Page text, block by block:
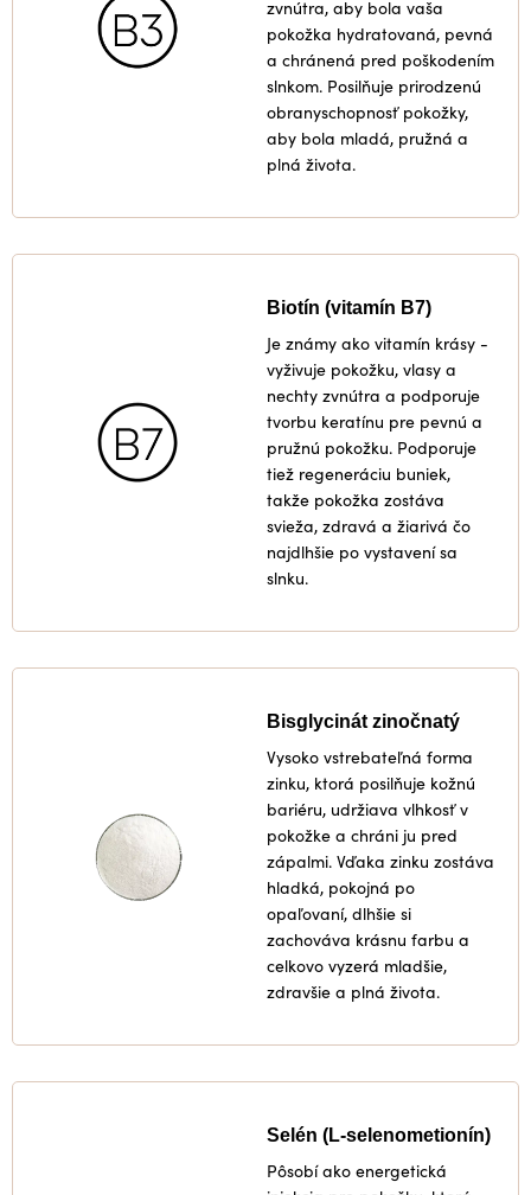
zvnútra, aby bola vaša
pokožka hydratovaná, pevná
a chránená pred poškodením
slnkom. Posilňuje prirodzenú
obranyschopnosť pokožky,
aby bola mladá, pružná a
plná života.
Biotín (vitamín B7)
Je známy ako vitamín krásy -
vyživuje pokožku, vlasy a
nechty zvnútra a podporuje
tvorbu keratínu pre pevnú a
pružnú pokožku. Podporuje
tiež regeneráciu buniek,
takže pokožka zostáva
svieža, zdravá a žiarivá čo
najdlhšie po vystavení sa
slnku.
Bisglycinát zinočnatý
Vysoko vstrebateľná forma
zinku, ktorá posilňuje kožnú
bariéru, udržiava vlhkosť v
pokožke a chráni ju pred
zápalmi. Vďaka zinku zostáva
hladká, pokojná po
opaľovaní, dlhšie si
zachováva krásnu farbu a
celkovo vyzerá mladšie,
zdravšie a plná života.
Selén (L-selenometionín)
Pôsobí ako energetická